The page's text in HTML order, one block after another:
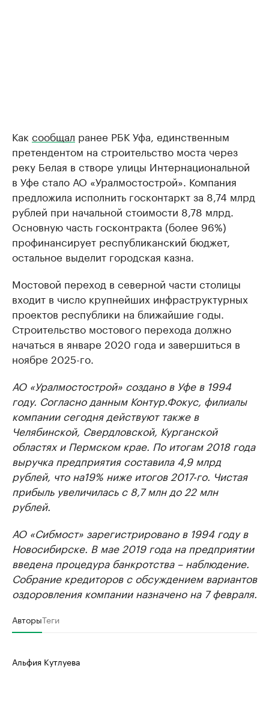
Как сообщал ранее РБК Уфа, единственным
претендентом на строительство моста через
реку Белая в створе улицы Интернациональной
в Уфе стало АО «Уралмостострой». Компания
предложила исполнить госконтаркт за 8,74 млрд
рублей при начальной стоимости 8,78 млрд.
Основную часть госконтракта (более 96%)
профинансирует республиканский бюджет,
остальное выделит городская казна.
Мостовой переход в северной части столицы
входит в число крупнейших инфраструктурных
проектов республики на ближайшие годы.
Строительство мостового перехода должно
начаться в январе 2020 года и завершиться в
ноябре 2025-го.
АО «Уралмостострой» создано в Уфе в 1994
году. Согласно данным Контур.Фокус, филиалы
компании сегодня действуют также в
Челябинской, Свердловской, Курганской
областях и Пермском крае. По итогам 2018 года
выручка предприятия составила 4,9 млрд
рублей, что на19% ниже итогов 2017-го. Чистая
прибыль увеличилась с 8,7 млн до 22 млн
рублей.
АО «Сибмост» зарегистрировано в 1994 году в
Новосибирске. В мае 2019 года на предприятии
введена процедура банкротства – наблюдение.
Собрание кредиторов с обсуждением вариантов
оздоровления компании назначено на 7 февраля.
АвторыТеги
Альфия Кутлуева